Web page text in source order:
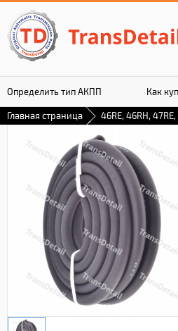
Определить тип АКПП Как
Гарантия
Главная страница 46RE, 46RH,